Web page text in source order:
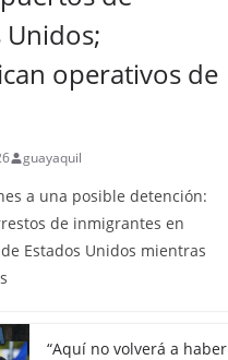
Unidos;
operativos de
guayaquil
a una posible detención:
de inmigrantes en
Estados Unidos mientras
“Aquí no volverá a haber